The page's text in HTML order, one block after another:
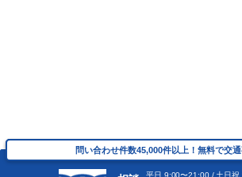
問い合わせ件数45,000件以上！無料で交
平⽇ 9:00〜21:00 / ⼟⽇
問い合わせ件数45,000件以上！無料で交
平⽇ 9:00〜21:00 / ⼟⽇